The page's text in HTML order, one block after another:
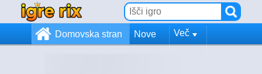
Domovska stran Nove Več